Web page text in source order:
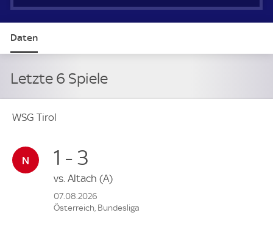
Daten
Letzte 6 Spiele
WSG Tirol
1 - 3
vs. Altach (A)
07.08.2026
Österreich, Bundesliga